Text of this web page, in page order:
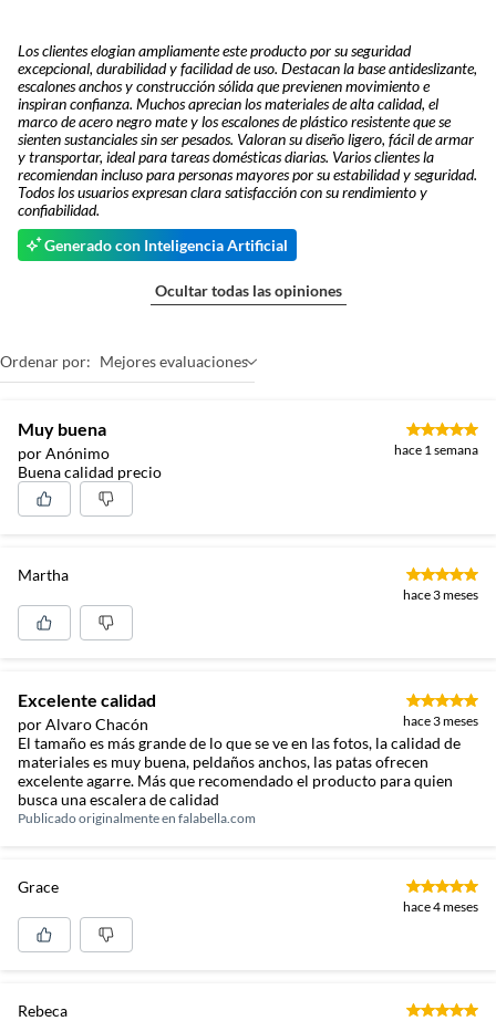
Complementa tu
Escalera Tijera
de Acero 3 Pasos 113Kg
Complementa tu compra con nuestras carretas de cargas,
puedes considerar nuestras escaleras tipo silla, perfectas
para alcanzar alturas moderadas con gran estabilidad.
Ancho 45.5 cm
Altura máxima 1.3 m
Características
ANSI 250 libras. Fuerte
barandal de escalera de acero
más un gran escalón de PP.
Estructura de acero debajo del
Pies de escalera extra grandes.
Productos digitales (descarga inmediata).
Por motivos de salubridad, la ropa interior inferior y ropas de
baño con señales de uso, sin empaques, etiquetas o sellos.
Alimentos, bebidas, fórmulas y leches para bebés.
Productos hechos a medida.
Pinturas de color a pedido.
Plantas.
Productos que hayan sido previamente instalados.
Los clientes elogian ampliamente este producto por su seguridad
excepcional, durabilidad y facilidad de uso. Destacan la base antideslizante,
escalones anchos y construcción sólida que previenen movimiento e
inspiran confianza. Muchos aprecian los materiales de alta calidad, el
marco de acero negro mate y los escalones de plástico resistente que se
sienten sustanciales sin ser pesados. Valoran su diseño ligero, fácil de armar
y transportar, ideal para tareas domésticas diarias. Varios clientes la
recomiendan incluso para personas mayores por su estabilidad y seguridad.
Todos los usuarios expresan clara satisfacción con su rendimiento y
confiabilidad.
Generado con Inteligencia Artificial
Ocultar todas las opiniones
Ordenar por: Mejores evaluaciones
Muy buena
por Anónimo hace 1 semana
Buena calidad precio
Martha
hace 3 meses
Excelente calidad
por Alvaro Chacón hace 3 meses
El tamaño es más grande de lo que se ve en las fotos, la calidad de
materiales es muy buena, peldaños anchos, las patas ofrecen
excelente agarre. Más que recomendado el producto para quien
busca una escalera de calidad
Publicado originalmente en falabella.com
Grace
hace 4 meses
Rebeca